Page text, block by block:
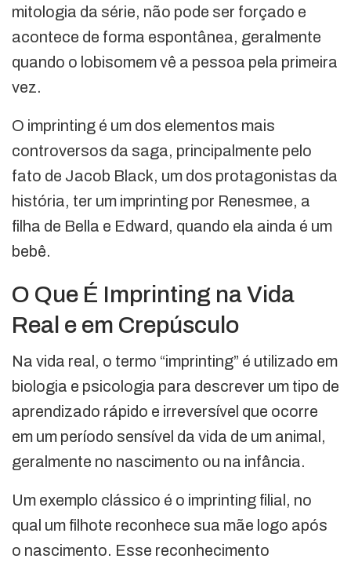
mitologia da série, não pode ser forçado e
acontece de forma espontânea, geralmente
quando o lobisomem vê a pessoa pela primeira
vez.
O imprinting é um dos elementos mais
controversos da saga, principalmente pelo
fato de Jacob Black, um dos protagonistas da
história, ter um imprinting por Renesmee, a
filha de Bella e Edward, quando ela ainda é um
bebê.
O Que É Imprinting na Vida
Real e em Crepúsculo
Na vida real, o termo “imprinting” é utilizado em
biologia e psicologia para descrever um tipo de
aprendizado rápido e irreversível que ocorre
em um período sensível da vida de um animal,
geralmente no nascimento ou na infância.
Um exemplo clássico é o imprinting filial, no
qual um filhote reconhece sua mãe logo após
o nascimento. Esse reconhecimento